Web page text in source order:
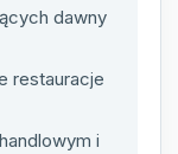
dawny
restauracje
i